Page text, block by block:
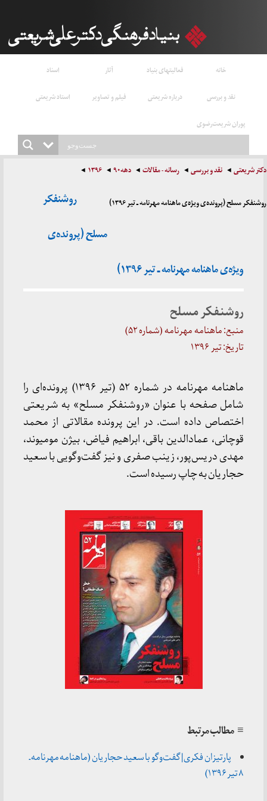
خانه فعالیتهای بنیاد آثار
اسناد
نقد و بررسی
درباره شریعتی فیلم و تصاویر
استاد شریعتی
پوران شریعت‌رضوی
دکتر شریعتی نقد و بررسی رسانه - مقالات دهه۹۰ ۱۳۹۶
روشنفکر مسلح (پرونده‌ی ویژه‌ی ماهنامه مهرنامه ـ تیر ۱۳۹۶)
روشنفکر
مسلح (پرونده‌ی
ویژه‌ی ماهنامه مهرنامه ـ تیر ۱۳۹۶)
روشنفکر مسلح
منبع: ماهنامه مهرنامه (شماره ۵۲)
تاریخ: تیر ۱۳۹۶
ماهنامه مهرنامه در شماره ۵۲ (تیر ۱۳۹۶) پرونده‌ای را
شامل صفحه با عنوان «روشنفکر مسلح» به شریعتی
اختصاص داده است. در این پرونده مقالاتی از محمد
قوچانی، عمادالدین باقی، ابراهیم فیاض، بیژن مومیوند،
مهدی دریس‌پور، زینب صفری و نیز گفت‌وگویی با سعید
حجاریان به چاپ رسیده است.
≡ مطالب مرتبط
پارتیزان فکری | گفت‌وگو با سعید حجاریان (ماهنامه مهرنامه ـ
۸ تیر ۱۳۹۶)